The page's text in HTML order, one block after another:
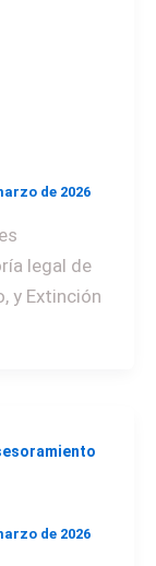
de 2026
legal de
y Extinción
de 2026